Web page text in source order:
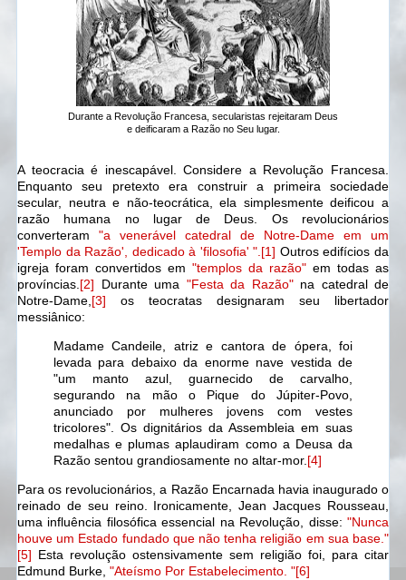
Durante a Revolução Francesa, secularistas rejeitaram Deus
e deificaram a Razão no Seu lugar.
A teocracia é inescapável. Considere a Revolução Francesa.
Enquanto seu pretexto era construir a primeira sociedade
secular, neutra e não-teocrática, ela simplesmente deificou a
razão humana no lugar de Deus. Os revolucionários
converteram "a venerável catedral de Notre-Dame em um
'Templo da Razão', dedicado à 'filosofia' ". [1] Outros edifícios da
igreja foram convertidos em "templos da razão" em todas as
províncias. [2] Durante uma "Festa da Razão"na catedral de
Notre-Dame, [3] os teocratas designaram seu libertador
messiânico:
Madame Candeile, atriz e cantora de ópera, foi
levada para debaixo da enorme nave vestida de
"um manto azul, guarnecido de carvalho,
segurando na mão o Pique do Júpiter-Povo,
anunciado por mulheres jovens com vestes
tricolores". Os dignitários da Assembleia em suas
medalhas e plumas aplaudiram como a Deusa da
Razão sentou grandiosamente no altar-mor. [4]
Para os revolucionários, a Razão Encarnada havia inaugurado o
reinado de seu reino. Ironicamente, Jean Jacques Rousseau,
uma influência filosófica essencial na Revolução, disse: "Nunca
houve um Estado fundado que não tenha religião em sua base."
[5] Esta revolução ostensivamente sem religião foi, para citar
Edmund Burke, "Ateísmo Por Estabelecimento. "[6]